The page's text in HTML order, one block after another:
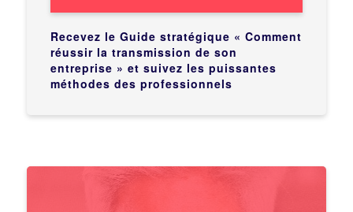
Recevez le Guide stratégique « Comment
réussir la transmission de son
entreprise » et suivez les puissantes
méthodes des professionnels